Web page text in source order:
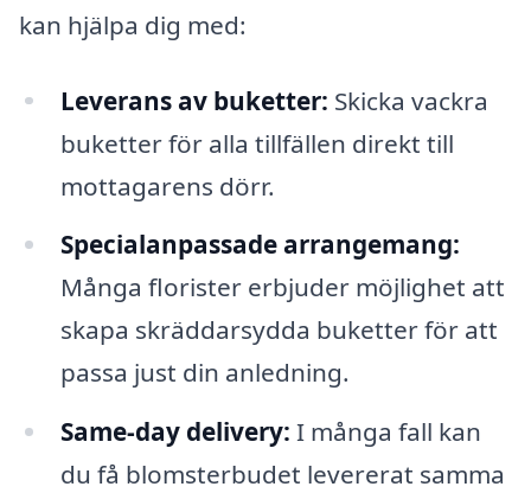
kan hjälpa dig med:
Leverans av buketter: Skicka vackra
buketter för alla tillfällen direkt till
mottagarens dörr.
Specialanpassade arrangemang:
Många florister erbjuder möjlighet att
skapa skräddarsydda buketter för att
passa just din anledning.
Same-day delivery: I många fall kan
du få blomsterbudet levererat samma